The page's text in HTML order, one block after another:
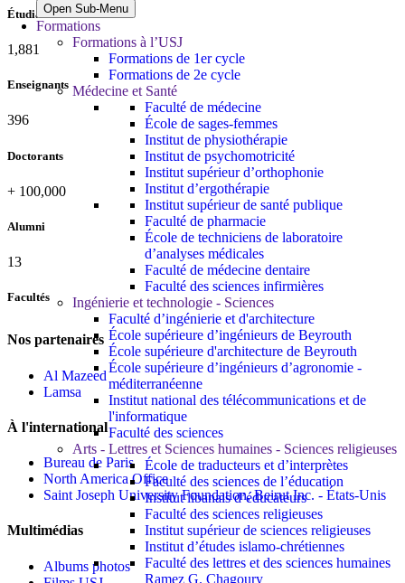
Open Sub-Menu
Formations
Formations à l’USJ
Formations de 1er cycle
Formations de 2e cycle
Médecine et Santé
Faculté de médecine
École de sages-femmes
Institut de physiothérapie
Institut de psychomotricité
Institut supérieur d’orthophonie
Institut d’ergothérapie
Institut supérieur de santé publique
Faculté de pharmacie
École de techniciens de laboratoire
d’analyses médicales
Faculté de médecine dentaire
Faculté des sciences infirmières
Ingénierie et technologie - Sciences
Faculté d’ingénierie et d'architecture
École supérieure d’ingénieurs de Beyrouth
École supérieure d'architecture de Beyrouth
École supérieure d’ingénieurs d’agronomie -
méditerranéenne
Institut national des télécommunications et de
l'informatique
Faculté des sciences
Arts - Lettres et Sciences humaines - Sciences religieuses
École de traducteurs et d’interprètes
Faculté des sciences de l’éducation
Institut libanais d’éducateurs
Faculté des sciences religieuses
Institut supérieur de sciences religieuses
Institut d’études islamo-chrétiennes
Faculté des lettres et des sciences humaines
Ramez G. Chagoury
Étudiants
1,995
Enseignants
420
Doctorants
+ 100,000
Alumni
13
Facultés
Nos partenaires
Al Mazeed
Lamsa
À l'international
Bureau de Paris
North America Office
Saint Joseph University Foundation, Beirut Inc. - États-Unis
Multimédias
Albums photos